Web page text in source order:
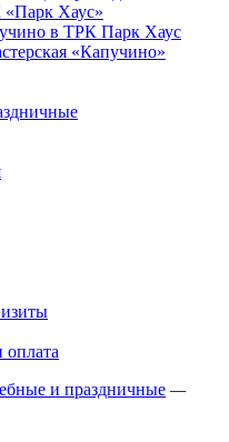
Хаус»
в ТРК Парк Хаус
«Капучино»
оплата
и праздничные —